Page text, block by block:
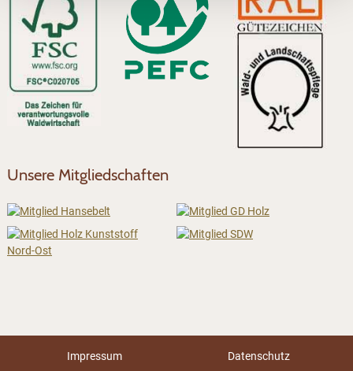
Unsere Mitgliedschaften
Impressum
Datenschutz